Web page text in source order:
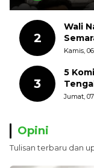
2
Wali
Kamis,
3
5
Jumat,
Opini
Tulisan terbaru dan